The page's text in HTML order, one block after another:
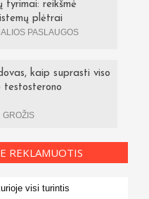
tyrimai: reikšmė
plėtrai
PASLAUGOS
kaip suprasti viso
testosterono
GROŽIS
REKLAMUOTIS
visi turintis